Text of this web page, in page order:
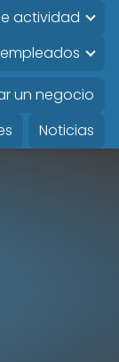
actividad
un negocio
Noticias